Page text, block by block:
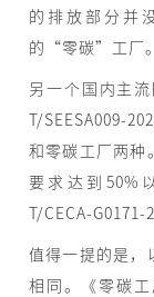
的排放部分并
的“零碳”工厂。
另一个国内主
T/SEESA009-
和零碳工厂两种
要求达到50%
T/CECA-G0171-
值得一提的是，
相同。《零碳工